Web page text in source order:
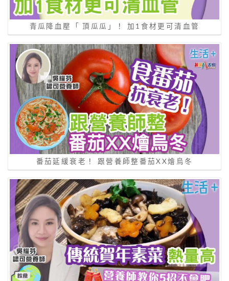
青瓜降血壓「 頂瓜瓜」！ 加1食材更可清血管
番茄延緩衰老！ 跟營養師整番茄XX燴烏冬